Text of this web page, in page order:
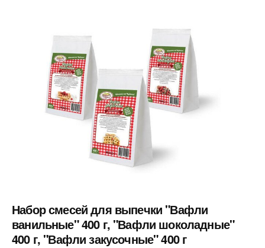
Набор смесей для выпечки "Вафли
ванильные" 400 г, "Вафли шоколадные"
400 г, "Вафли закусочные" 400 г